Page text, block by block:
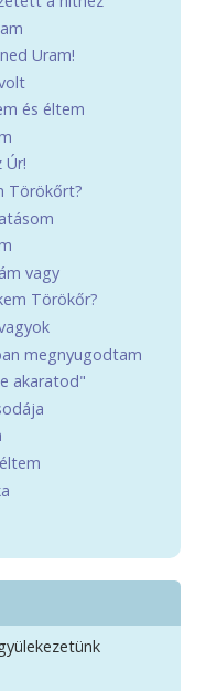
Uram!
és éltem
Úr!
Törökőrt?
vagy
Törökőr?
megnyugodtam
akaratod"